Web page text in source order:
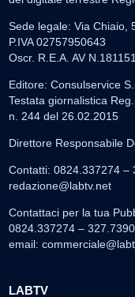
Sede legale: Via Chiaio,
P.IVA 02757950643
Oscr. R.E.A. AV N.181151
Editore: Consulservice
Testata giornalistica
n. 244 del 26.02.2015
Direttore Responsabile
Contatti: 0824.337274 –
redazione@labtv.net
Contattaci per la tua
0824.337274 –
email:
LABTV